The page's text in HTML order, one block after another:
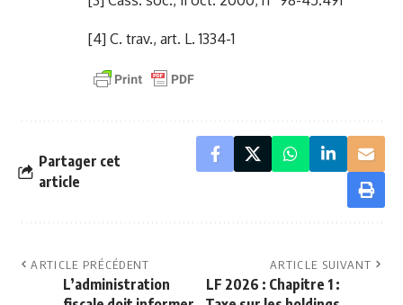
[4] C. trav., art. L. 1334-1
Partager cet
article
ARTICLE PRÉCÉDENT
L’administration
ARTICLE SUIVANT
LF 2026 : Chapitre 1 :